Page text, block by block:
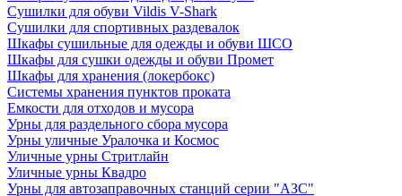
Сушилки для обуви Vildis V-Shark
Сушилки для спортивных раздевалок
Шкафы сушильные для одежды и обуви ШСО
Шкафы для сушки одежды и обуви Промет
Шкафы для хранения (локербокс)
Системы хранения пунктов проката
Емкости для отходов и мусора
Урны для раздельного сбора мусора
Урны уличные Уралочка и Космос
Уличные урны Стритлайн
Уличные урны Квадро
Урны для автозаправочных станций серии "АЗС"